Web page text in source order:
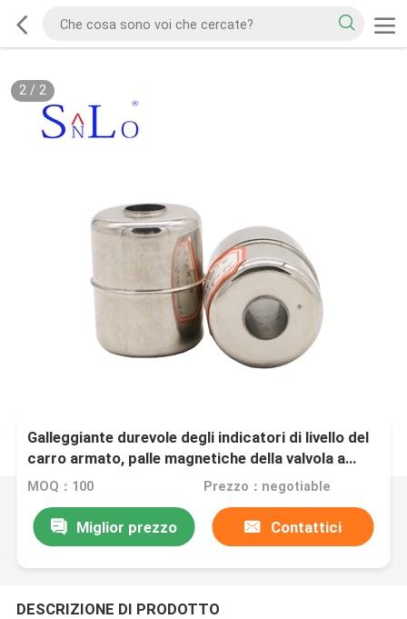
2/ 2
Galleggiante durevole degli indicatori di livello del
carro armato, palle magnetiche della valvola a
galleggiante 45*56*15.5mm
MOQ：100 Prezzo：negotiable
Miglior prezzo Contattici
DESCRIZIONE DI PRODOTTO